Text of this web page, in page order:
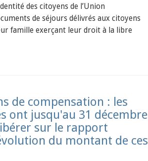
des citoyens de l’Union
de séjours délivrés aux citoyens
famille exerçant leur droit à la libre
de compensation : les
ont jusqu'au 31 décembre
sur le rapport
du montant de ces